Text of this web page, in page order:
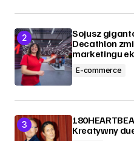
Sojusz
Decathlon
marketingu
E-commerce
Kreatywny